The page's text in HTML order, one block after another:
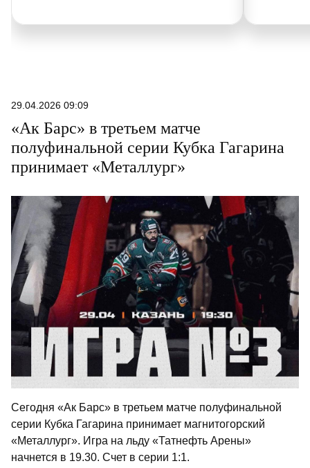
29.04.2026 09:09
«Ак Барс» в третьем матче
полуфинальной серии Кубка Гагарина
принимает «Металлург»
Сегодня «Ак Барс» в третьем матче полуфинальной
серии Кубка Гагарина принимает магнитогорский
«Металлург». Игра на льду «Татнефть Арены»
начнется в 19.30. Счет в серии 1:1.